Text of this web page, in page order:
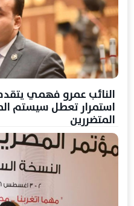
النائب عمرو فهمي
استمرار تعطل سيستم
المتضررين